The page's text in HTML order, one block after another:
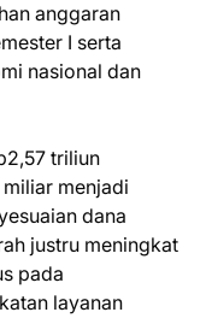
anggaran
I serta
nasional dan
triliun
menjadi
dana
justru meningkat
pada
layanan